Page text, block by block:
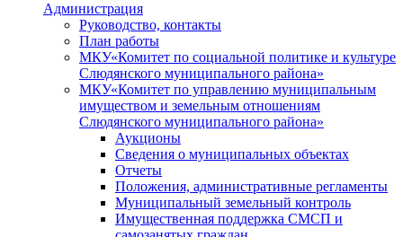
Администрация
Руководство, контакты
План работы
МКУ«Комитет по социальной политике и культуре
Слюдянского муниципального района»
МКУ«Комитет по управлению муниципальным
имуществом и земельным отношениям
Слюдянского муниципального района»
Аукционы
Сведения о муниципальных объектах
Отчеты
Положения, административные регламенты
Муниципальный земельный контроль
Имущественная поддержка СМСП и